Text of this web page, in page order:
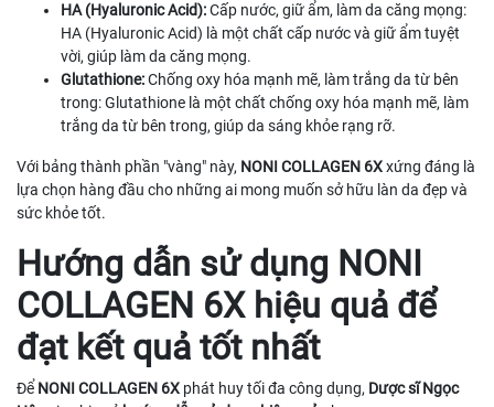
HA (Hyaluronic Acid):Cấp nước, giữ ẩm, làm da căng mọng:
HA (Hyaluronic Acid) là một chất cấp nước và giữ ẩm tuyệt
vời, giúp làm da căng mọng.
Glutathione:Chống oxy hóa mạnh mẽ, làm trắng da từ bên
trong: Glutathione là một chất chống oxy hóa mạnh mẽ, làm
trắng da từ bên trong, giúp da sáng khỏe rạng rỡ.
Với bảng thành phần "vàng" này, NONI COLLAGEN 6Xxứng đáng là
lựa chọn hàng đầu cho những ai mong muốn sở hữu làn da đẹp và
sức khỏe tốt.
Hướng dẫn sử dụng NONI
COLLAGEN 6X hiệu quả để
đạt kết quả tốt nhất
Để NONI COLLAGEN 6X phát huy tối đa công dụng, Dược sĩ Ngọc